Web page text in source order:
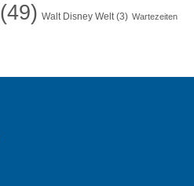
(49) Walt Disney Welt(3) Wartezeiten